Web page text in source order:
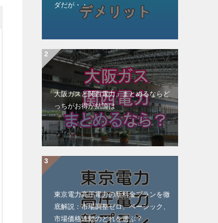
ダだが・・
大阪ガスと関西電力、まとめるならど
っちがお得か結論は
東京電力高圧電力の新料金プランを徹
底解説：市場調整ゼロ、ベーシック、
市場価格連動のどれを選ぶ？